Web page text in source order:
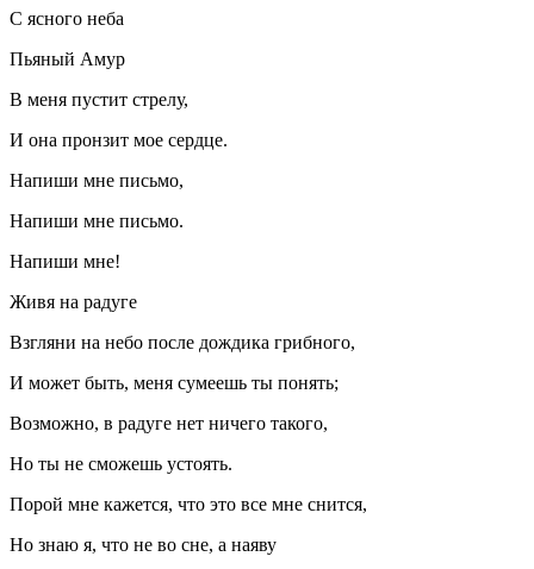
С ясного неба
Пьяный Амур
В меня пустит стрелу,
И она пронзит мое сердце.
Напиши мне письмо,
Напиши мне письмо.
Напиши мне!
Живя на радуге
Взгляни на небо после дождика грибного,
И может быть, меня сумеешь ты понять;
Возможно, в радуге нет ничего такого,
Но ты не сможешь устоять.
Порой мне кажется, что это все мне снится,
Но знаю я, что не во сне, а наяву